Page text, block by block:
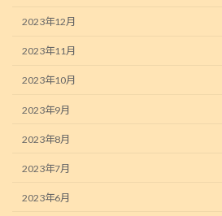
2023年12月
2023年11月
2023年10月
2023年9月
2023年8月
2023年7月
2023年6月